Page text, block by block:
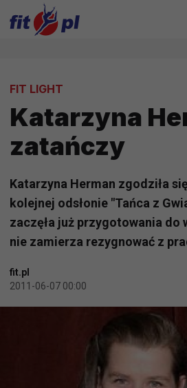
FIT LIGHT
Katarzyna
zatańczy
Katarzyna Herman zgodziła
kolejnej odsłonie "Tańca z
zaczęła już przygotowania do
nie zamierza rezygnować z
fit.pl
2011-06-07 00:00